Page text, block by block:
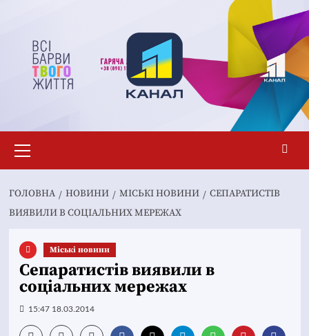
вмісту
меню
ГОЛОВНА НОВИНИ MІСЬКІ НОВИНИ
СЕПАРАТИСТІВ
ВИЯВИЛИ В СОЦІАЛЬНИХ МЕРЕЖАХ
Mіські новини
Сепаратистів виявили в
соціальних мережах
15:47 18.03.2014